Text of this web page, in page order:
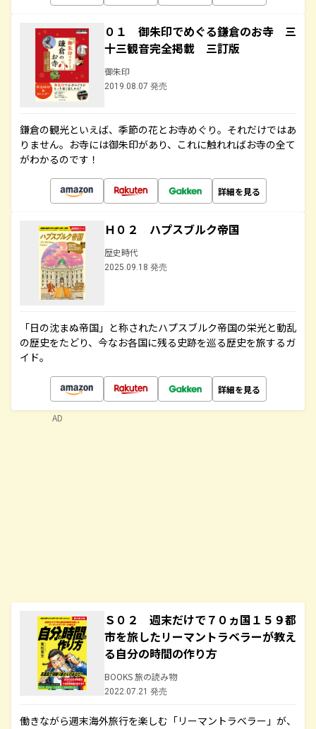
０１ 御朱印でめぐる鎌倉のお寺 三
十三観音完全掲載 三訂版
御朱印
2019.08.07 発売
鎌倉の観光といえば、季節の花とお寺めぐり。それだけではあ
りません。お寺には御朱印があり、これに触れればお寺の全て
がわかるのです！
詳細を見る
Ｈ０２ ハプスブルク帝国
歴史時代
2025.09.18 発売
「日の沈まぬ帝国」と称されたハプスブルク帝国の栄光と動乱
の歴史をたどり、今なお各国に残る史跡を巡る歴史を旅するガ
イド。
詳細を見る
Ｓ０２ 週末だけで７０ヵ国１５９都
市を旅したリーマントラベラーが教え
る自分の時間の作り方
BOOKS 旅の読み物
2022.07.21 発売
働きながら週末海外旅行を楽しむ「リーマントラベラー」が、
AD